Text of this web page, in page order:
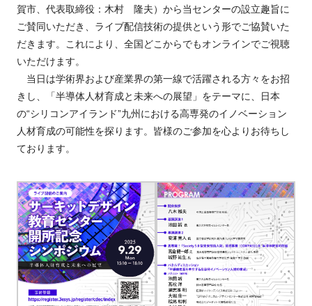
賀市、代表取締役：木村 隆夫）から当センターの設立趣旨に
ご賛同いただき、ライブ配信技術の提供という形でご協賛いた
だきます。これにより、全国どこからでもオンラインでご視聴
いただけます。
当日は学術界および産業界の第一線で活躍される方々をお招
きし、「半導体人材育成と未来への展望」をテーマに、日本
の“シリコンアイランド”九州における高専発のイノベーション
人材育成の可能性を探ります。皆様のご参加を心よりお待ちし
ております。